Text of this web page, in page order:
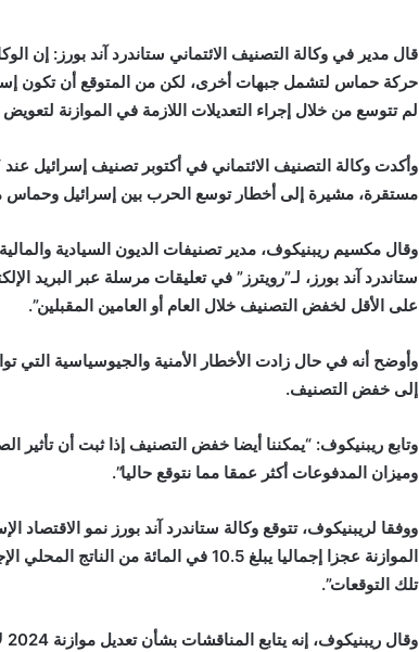
قال مدير في وكالة التصنيف الائتماني ستاندرد آند بورز: إن
حركة حماس لتشمل جبهات أخرى، لكن من المتوقع أن تكون
لم تتوسع من خلال إجراء التعديلات اللازمة في الموازنة لتعويض
مستقرة، مشيرة إلى أخطار توسع الحرب بين إسرائيل وحماس
وقال مكسيم ريبنيكوف، مدير تصنيفات الديون السيادية
ستاندرد آند بورز، لـ”رويترز” في تعليقات مرسلة عبر البريد
على الأقل لخفض التصنيف خلال العام أو العامين المقبلين”.
وأوضح أنه في حال زادت الأخطار الأمنية والجيوسياسية التي
إلى خفض التصنيف.
وتابع ريبنيكوف: “يمكننا أيضا خفض التصنيف إذا ثبت أن تأثير
وميزان المدفوعات أكثر عمقا مما نتوقع حاليا”.
تلك التوقعات”.
وقال ريبنيكوف، إنه يتابع المناقشات بشأن تعديل موازنة 2024 لإضافة نفقات عسكرية تقدر بالمليارات.